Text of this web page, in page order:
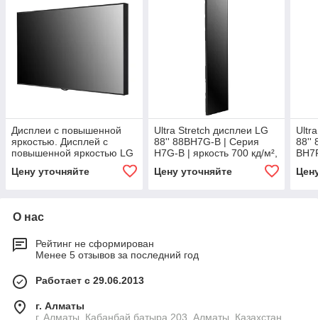
Дисплеи с повышенной
яркостью. Дисплей с
повышенной яркостью LG
XS4J | яркость 4000 кд/м
Цену уточняйте
Ultra Stretch дисплеи LG
88'' 88BH7G-B | Серия
H7G-B | яркость 700 кд/м²,
Цену уточняйте
88''
О нас
Рейтинг не сформирован
Менее 5 отзывов за последний год
Работает с 29.06.2013
г. Алматы
г. Алматы, Кабанбай батыра 203, Алматы, Казахстан